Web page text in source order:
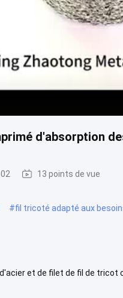
d'absorption
13 points de vue
#fil tricoté adapté aux
et de filet de fil de